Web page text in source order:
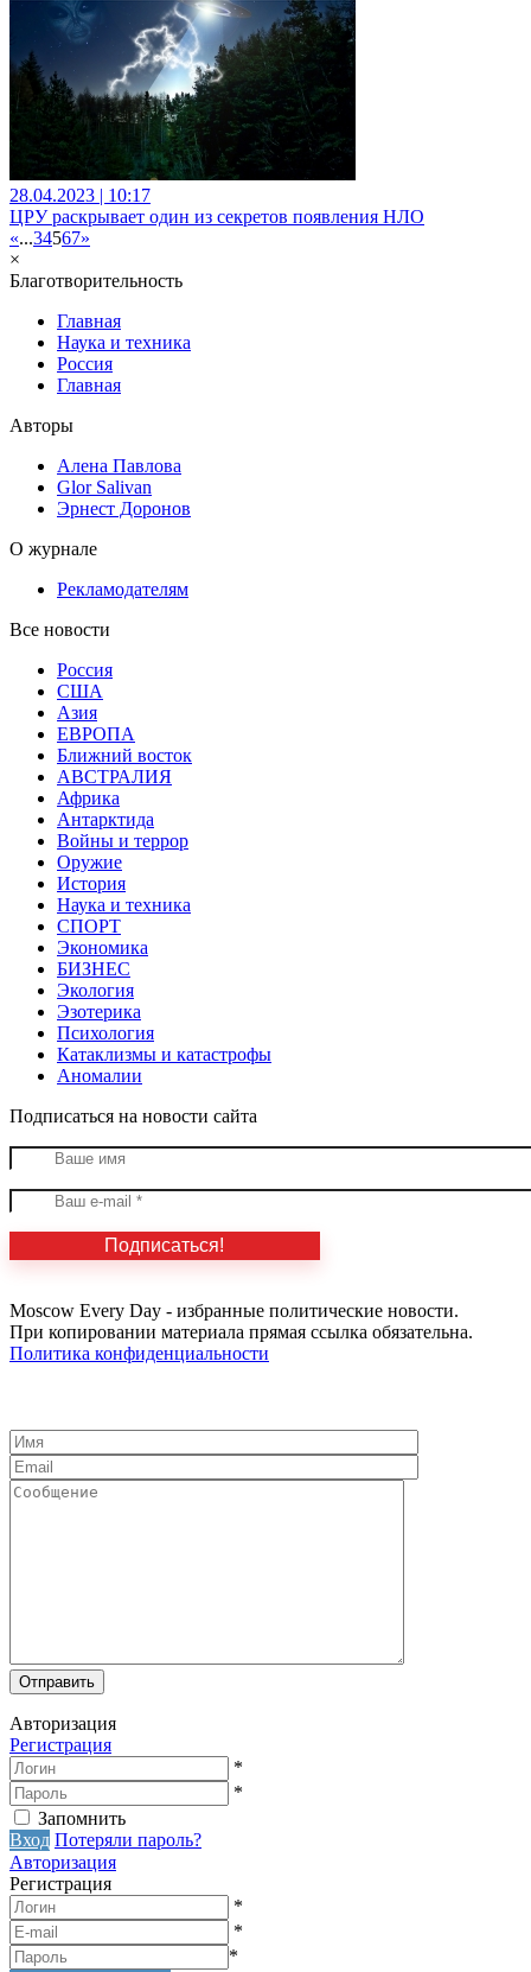
28.04.2023 | 10:17
ЦРУ раскрывает один из секретов появления НЛО
«...34567»
×
Благотворительность
Главная
Наука и техника
Россия
Главная
Авторы
Алена Павлова
Glor Salivan
Эрнест Доронов
О журнале
Рекламодателям
Все новости
Россия
США
Азия
ЕВРОПА
Ближний восток
АВСТРАЛИЯ
Африка
Антарктида
Войны и террор
Оружие
История
Наука и техника
СПОРТ
Экономика
БИЗНЕС
Экология
Эзотерика
Психология
Катаклизмы и катастрофы
Аномалии
Подписаться на новости сайта
Moscow Every Day - избранные политические новости.
При копировании материала прямая ссылка обязательна.
Политика конфиденциальности
Авторизация
Регистрация
*
*
Запомнить
Вход Потеряли пароль?
Авторизация
Регистрация
*
*
*